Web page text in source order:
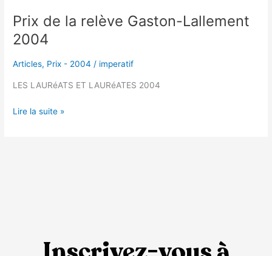
Prix de la relève Gaston-Lallement
2004
Articles, Prix - 2004 / imperatif
LES LAURéATS ET LAURéATES 2004
Lire la suite »